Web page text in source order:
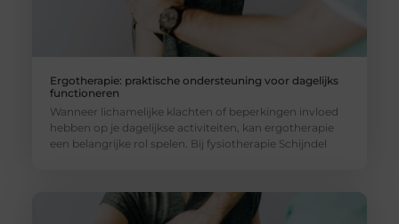
Ergotherapie: praktische ondersteuning voor dagelijks
functioneren
Wanneer lichamelijke klachten of beperkingen invloed
hebben op je dagelijkse activiteiten, kan ergotherapie
een belangrijke rol spelen. Bij fysiotherapie Schijndel